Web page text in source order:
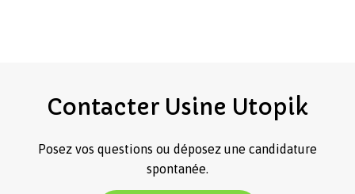
Contacter Usine Utopik
Posez vos questions ou déposez une candidature
spontanée.